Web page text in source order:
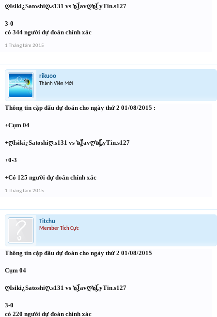
ღIsiki¿Satoshiღ.s131 vs ๖ۣۜJavღ๖ۣۜLyTin.s127
3-0
có 344 người dự đoán chính xác
1 Tháng tám 2015
rikuoo
Thành Viên Mới
Thông tin cặp đấu dự đoán cho ngày thứ 2 01/08/2015 :
+Cụm 04
+ღIsiki¿Satoshiღ.s131 vs ๖ۣۜJavღ๖ۣۜLyTin.s127
+0-3
+Có 125 người dự đoán chính xác
1 Tháng tám 2015
Titchu
Member Tích Cực
Thông tin cặp đấu dự đoán cho ngày thứ 2 01/08/2015
Cụm 04
ღIsiki¿Satoshiღ.s131 vs ๖ۣۜJavღ๖ۣۜLyTin.s127
3-0
có 220 người dự đoán chính xác